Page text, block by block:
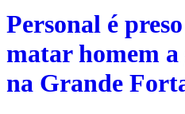
Personal é
matar homem a
na Grande